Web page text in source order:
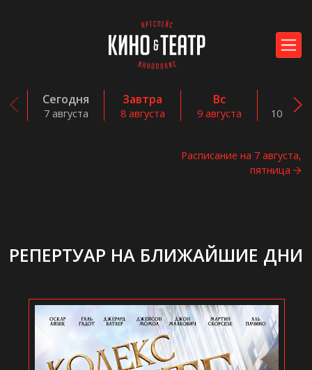
Сегодня
7 августа
Завтра
8 августа
Вс
9 августа
Пн
10
Расписание на 7 августа,
пятница
РЕПЕРТУАР НА БЛИЖАЙШИЕ ДНИ